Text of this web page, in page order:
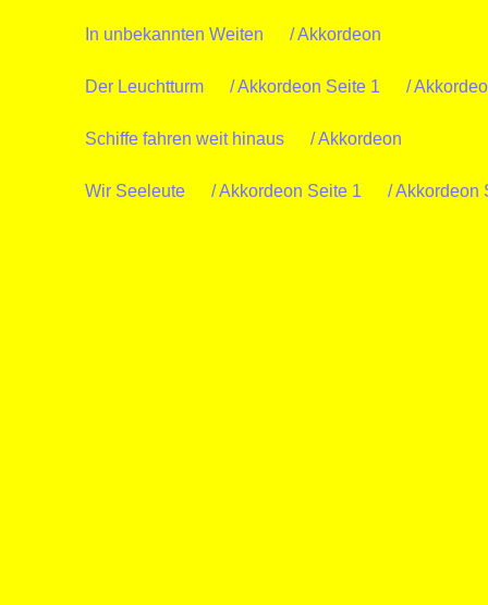
In unbekannten Weiten / Akkordeon
Der Leuchtturm / Akkordeon Seite 1 /
Schiffe fahren weit hinaus / Akkordeon
Wir Seeleute / Akkordeon Seite 1 / Akkordeon